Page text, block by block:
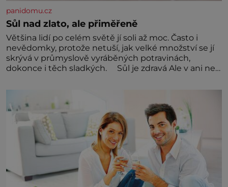
panidomu.cz
Sůl nad zlato, ale přiměřeně
Většina lidí po celém světě jí soli až moc. Často i
nevědomky, protože netuší, jak velké množství se jí
skrývá v průmyslově vyráběných potravinách,
dokonce i těch sladkých. Sůl je zdravá Ale v ani ne
běžné. Její základní složky– sodík a chlór – jsou